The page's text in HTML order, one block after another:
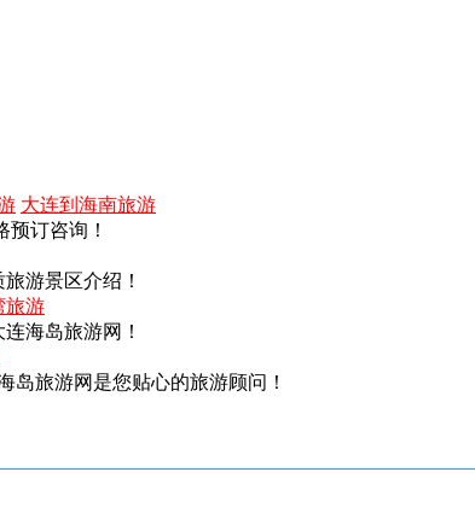
大连到海南旅游
订咨询！
游景区介绍！
旅游
海岛旅游网！
岛旅游网是您贴心的旅游顾问！